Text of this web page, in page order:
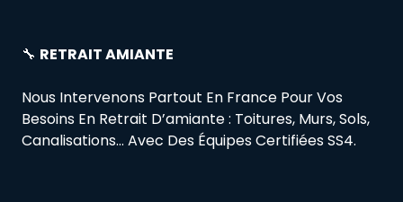
🔧 RETRAIT AMIANTE
Nous Intervenons Partout En France Pour Vos
Besoins En Retrait D’amiante : Toitures, Murs, Sols,
Canalisations… Avec Des Équipes Certifiées SS4.